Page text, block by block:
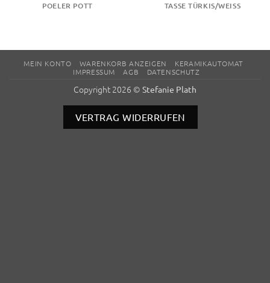
POELER POTT TASSE TÜRKIS/WEISS
MEIN KONTO WARENKORB ANZEIGEN
KERAMIKAUTOMAT
IMPRESSUM
AGB DATENSCHUTZ
Copyright 2026 © Stefanie Plath
VERTRAG WIDERRUFEN